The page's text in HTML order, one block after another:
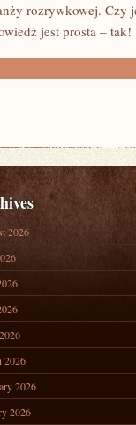
rozrywkowej. Czy
jest prosta – tak!
2026
2026
2026
2026